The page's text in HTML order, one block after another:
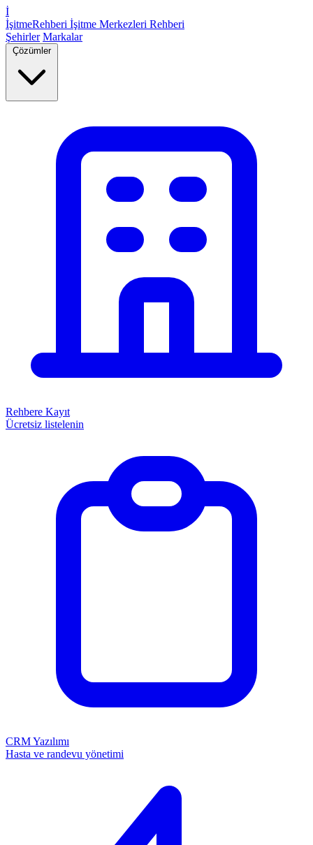
İ
İşitmeRehberi İşitme Merkezleri Rehberi
Şehirler Markalar
Çözümler
Rehbere Kayıt
Ücretsiz listelenin
CRM Yazılımı
Hasta ve randevu yönetimi